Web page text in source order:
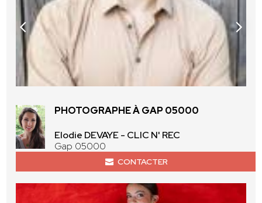
PHOTOGRAPHE À GAP 05000
Elodie DEVAYE - CLIC N' REC
Gap 05000
CONTACTER